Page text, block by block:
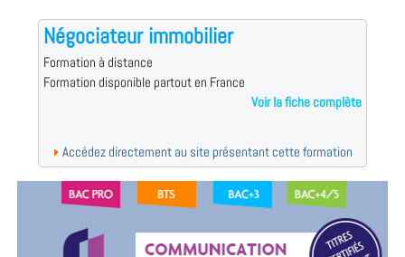
Négociateur immobilier
Formation à distance
Formation disponible partout en France
Voir la fiche complète
Accédez directement au site présentant cette formation